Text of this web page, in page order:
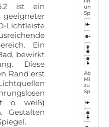
ist ein
Lichtleiste
Ein
bewirkt
Diese
Rand erst
o. weiß)
Gestalten
unteren
Abstand
zu den